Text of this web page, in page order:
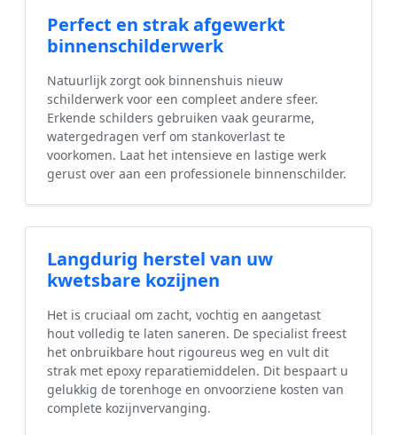
Perfect en strak afgewerkt
binnenschilderwerk
Natuurlijk zorgt ook binnenshuis nieuw
schilderwerk voor een compleet andere sfeer.
Erkende schilders gebruiken vaak geurarme,
watergedragen verf om stankoverlast te
voorkomen. Laat het intensieve en lastige werk
gerust over aan een professionele binnenschilder.
Langdurig herstel van uw
kwetsbare kozijnen
Het is cruciaal om zacht, vochtig en aangetast
hout volledig te laten saneren. De specialist freest
het onbruikbare hout rigoureus weg en vult dit
strak met epoxy reparatiemiddelen. Dit bespaart u
gelukkig de torenhoge en onvoorziene kosten van
complete kozijnvervanging.